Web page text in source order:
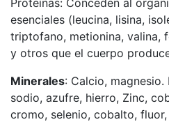
esenciales (leucina, lisina,
triptofano, metionina, valina,
y otros que el cuerpo
Minerales: Calcio,
sodio, azufre, hierro, Zinc,
cromo, selenio, cobalto,